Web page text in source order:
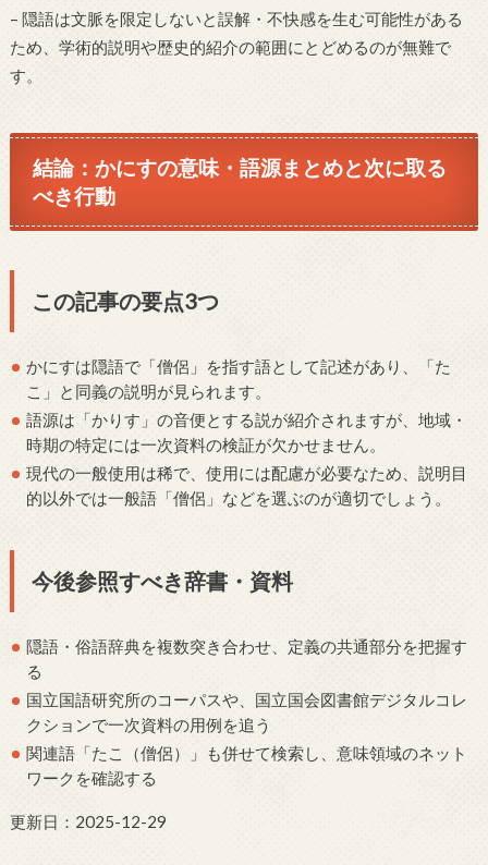
– 隠語は文脈を限定しないと誤解・不快感を生む可能性がある
ため、学術的説明や歴史的紹介の範囲にとどめるのが無難で
す。
結論：かにすの意味・語源まとめと次に取る
べき行動
この記事の要点3つ
かにすは隠語で「僧侶」を指す語として記述があり、「た
こ」と同義の説明が見られます。
語源は「かりす」の音便とする説が紹介されますが、地域・
時期の特定には一次資料の検証が欠かせません。
現代の一般使用は稀で、使用には配慮が必要なため、説明目
的以外では一般語「僧侶」などを選ぶのが適切でしょう。
今後参照すべき辞書・資料
隠語・俗語辞典を複数突き合わせ、定義の共通部分を把握す
る
国立国語研究所のコーパスや、国立国会図書館デジタルコレ
クションで一次資料の用例を追う
関連語「たこ（僧侶）」も併せて検索し、意味領域のネット
ワークを確認する
更新日：2025-12-29